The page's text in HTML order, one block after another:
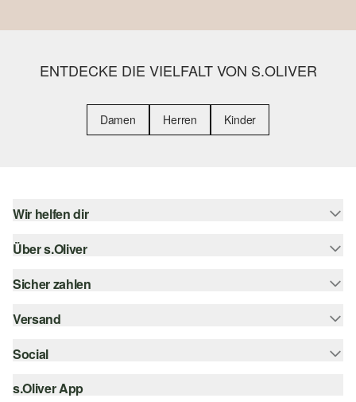
ENTDECKE DIE VIELFALT VON S.OLIVER
Damen Herren Kinder
Wir helfen dir
Hilfe & FAQ
Über s.Oliver
Newsletter
Career
Sicher zahlen
Rechnung
Versand
Sendungsverfolgung
Post AT
Social
instagram
s.Oliver App